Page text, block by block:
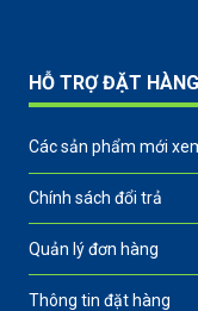
HỖ TRỢ ĐẶT HÀNG
Các sản phẩm mới
Chính sách đổi trả
Quản lý đơn hàng
Thông tin đặt hàng